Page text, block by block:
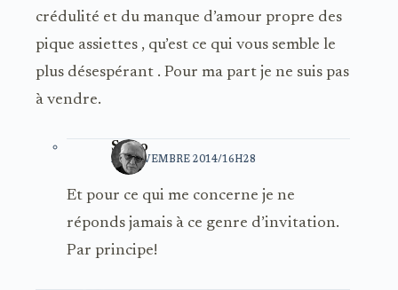
crédulité et du manque d’amour propre des
pique assiettes , qu’est ce qui vous semble le
plus désespérant . Pour ma part je ne suis pas
à vendre.
Santo
21 NOVEMBRE 2014/16H28
Et pour ce qui me concerne je ne
réponds jamais à ce genre d’invitation.
Par principe!